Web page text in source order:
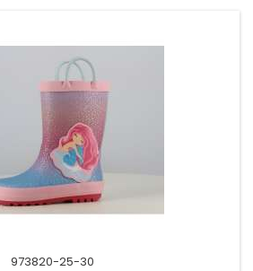
973820-25-30